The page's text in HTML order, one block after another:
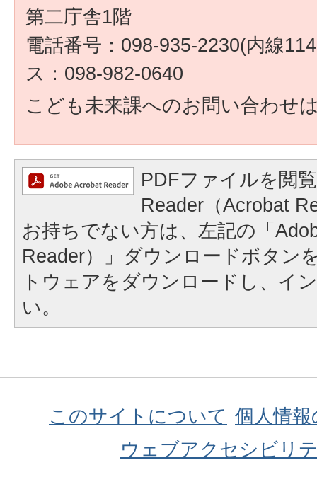
第二庁舎1階
電話番号：098-935-2230(内線
ス：098-982-0640
こども未来課へのお問い合わせ
PDFファイルを閲
Reader（Acrobat
お持ちでない方は、左記の「
Reader）」ダウンロードボタン
トウェアをダウンロードし、イ
い。
このサイトについて 個人情
ウェブアクセシビリ